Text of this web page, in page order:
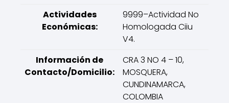
Actividades
Económicas:
9999–Actividad No
Homologada Ciiu
V4.
Información de
Contacto/Domicilio:
CRA 3 NO 4 – 10,
MOSQUERA,
CUNDINAMARCA,
COLOMBIA